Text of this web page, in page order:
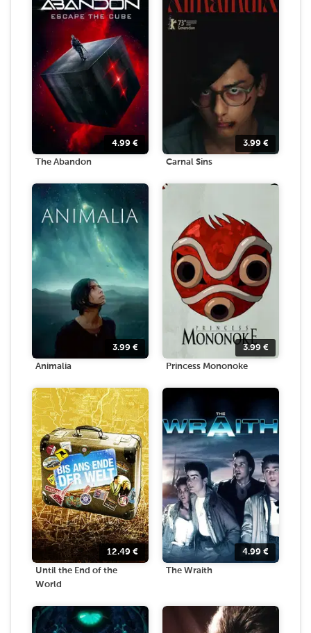
4.99 €
The Abandon
3.99 €
Carnal Sins
3.99 €
Animalia
3.99 €
Princess Mononoke
12.49 €
Until the End of the
World
4.99 €
The Wraith